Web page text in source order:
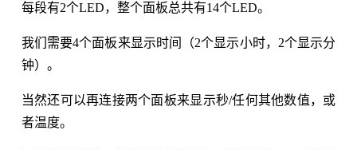
每段有2个LED，整个面板总共有14个LED。
我们需要4个面板来显示时间（2个显示小时，2个显示分
钟）。
当然还可以再连接两个面板来显示秒/任何其他数值，或
者温度。